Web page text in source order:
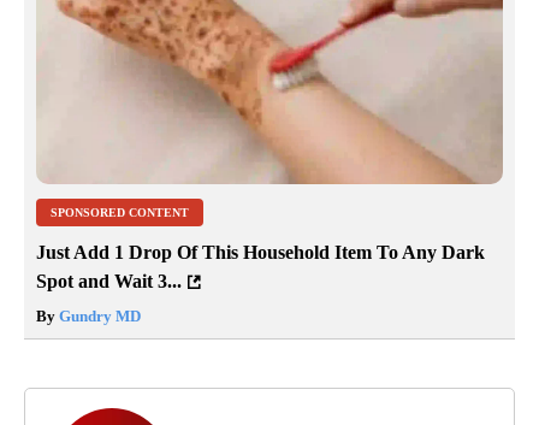
SPONSORED CONTENT
Just Add 1 Drop Of This Household Item To Any Dark
Spot and Wait 3...
By Gundry MD